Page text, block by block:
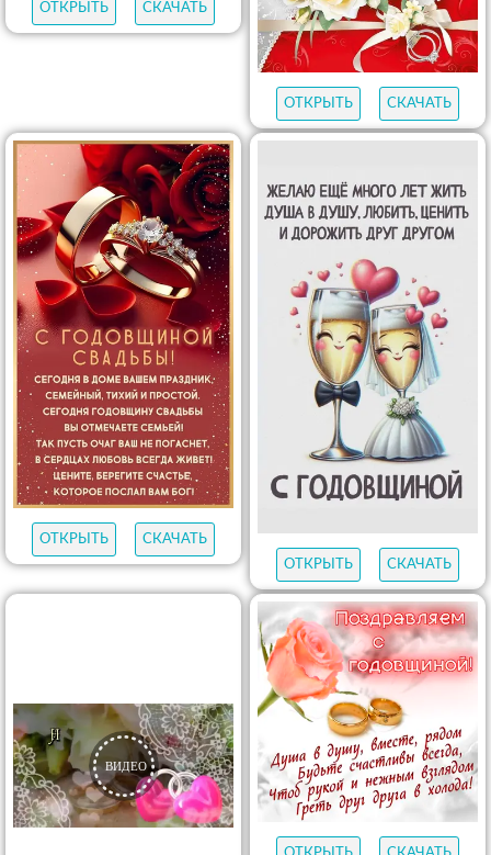
ОТКРЫТЬ СКАЧАТЬ
ОТКРЫТЬ СКАЧАТЬ
ОТКРЫТЬ
СКАЧАТЬ
ОТКРЫТЬ
СКАЧАТЬ